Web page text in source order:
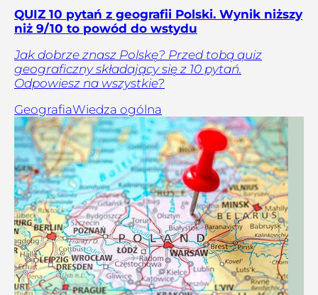
QUIZ 10 pytań z geografii Polski. Wynik niższy
niż 9/10 to powód do wstydu
Jak dobrze znasz Polskę? Przed tobą quiz
geograficzny składający się z 10 pytań.
Odpowiesz na wszystkie?
GeografiaWiedza ogólna